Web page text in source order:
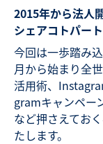
2015年から法人
シェアコトパー
今回は一歩踏み
月から始まり全
活用術、
gramキャンペー
など押さえてお
たします。